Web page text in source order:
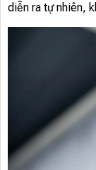
diễn ra tự nhiên,